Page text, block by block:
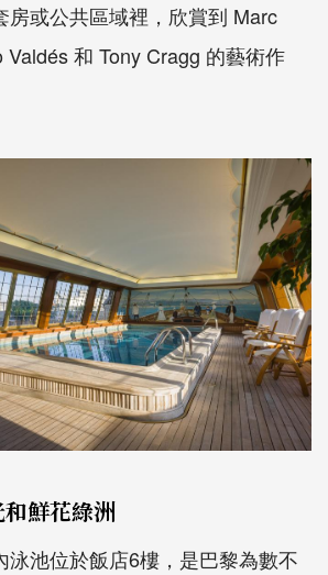
房或公共區域裡，欣賞到 Marc
和 Tony Cragg 的藝術作
鮮花綠洲
泳池位於飯店6樓，是巴黎為數不